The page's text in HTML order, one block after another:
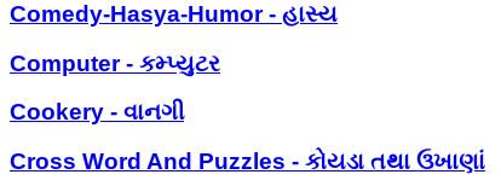
Comedy-Hasya-Humor - હાસ્ય
Computer - કમ્પ્યુટર
Cookery - વાનગી
Cross Word And Puzzles - કોયડા તથા ઉખાણાં